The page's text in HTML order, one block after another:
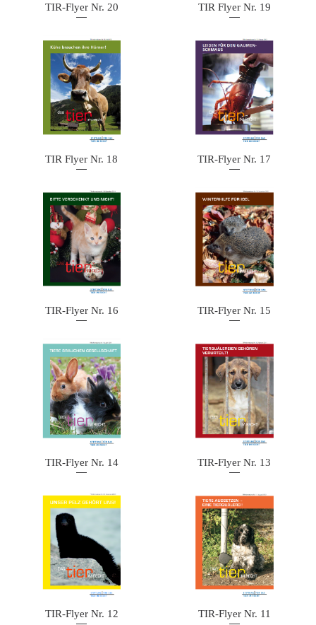
TIR-Flyer Nr. 20 TIR Flyer Nr. 19
TIR Flyer Nr. 18 TIR-Flyer Nr. 17
TIR-Flyer Nr. 16 TIR-Flyer Nr. 15
TIR-Flyer Nr. 14 TIR-Flyer Nr. 13
TIR-Flyer Nr. 12 TIR-Flyer Nr. 11